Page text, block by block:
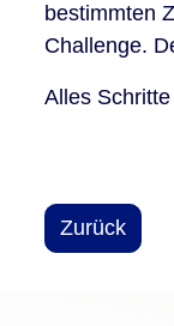
bestimmten
Challenge.
Alles
Zurück